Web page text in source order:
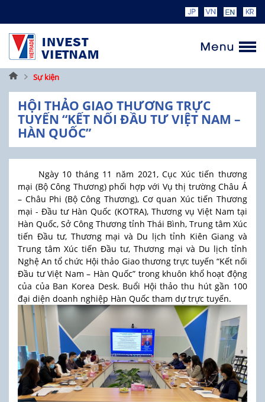
Trang
chủ
Sự kiện
HỘI THẢO GIAO THƯƠNG TRỰC
TUYẾN “KẾT NỐI ĐẦU TƯ VIỆT NAM –
HÀN QUỐC”
Ngày 10 tháng 11 năm 2021, Cục Xúc tiến thương
mại (Bộ Công Thương) phối hợp với Vụ thị trường Châu Á
– Châu Phi (Bộ Công Thương), Cơ quan Xúc tiến Thương
mại - Đầu tư Hàn Quốc (KOTRA), Thương vụ Việt Nam tại
Hàn Quốc, Sở Công Thương tỉnh Thái Bình, Trung tâm Xúc
tiến Đầu tư, Thương mại và Du lịch tỉnh Kiên Giang và
Trung tâm Xúc tiến Đầu tư, Thương mại và Du lịch tỉnh
Nghệ An tổ chức Hội thảo Giao thương trực tuyến “Kết nối
Đầu tư Việt Nam – Hàn Quốc” trong khuôn khổ hoạt động
của của Ban Korea Desk. Buổi Hội thảo thu hút gần 100
đại diện doanh nghiệp Hàn Quốc tham dự trực tuyến.